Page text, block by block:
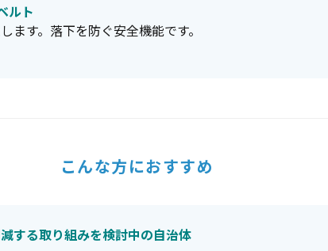
ルト
ます。落下を防ぐ安全機能です。
こんな方におすすめ
する取り組みを検討中の自治体